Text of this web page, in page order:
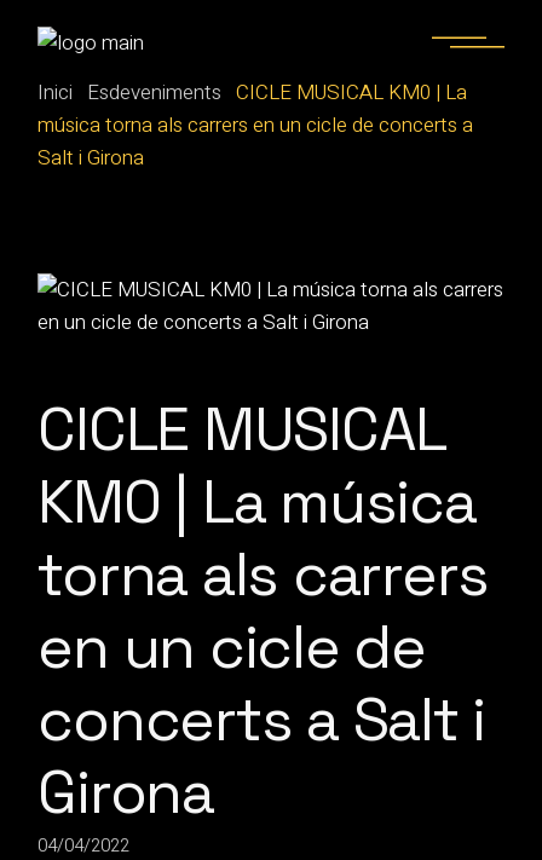
Inici Esdeveniments CICLE MUSICAL KM0 | La
música torna als carrers en un cicle de concerts a
Salt i Girona
CICLE MUSICAL
KM0 | La música
torna als carrers
en un cicle de
concerts a Salt i
Girona
04/04/2022